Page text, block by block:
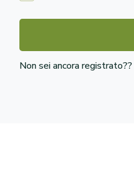
Non sei ancora registrato??